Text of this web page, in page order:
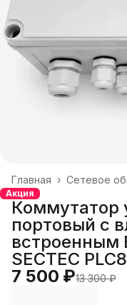
Сетевое
Главная ›
Акция
Коммутатор
портовый с
встроенным
SECTEC
7 500 ₽13 300 ₽